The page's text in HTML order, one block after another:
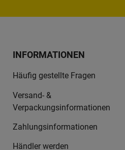
INFORMATIONEN
Häufig gestellte Fragen
Versand- &
Verpackungsinformationen
Zahlungsinformationen
Händler werden